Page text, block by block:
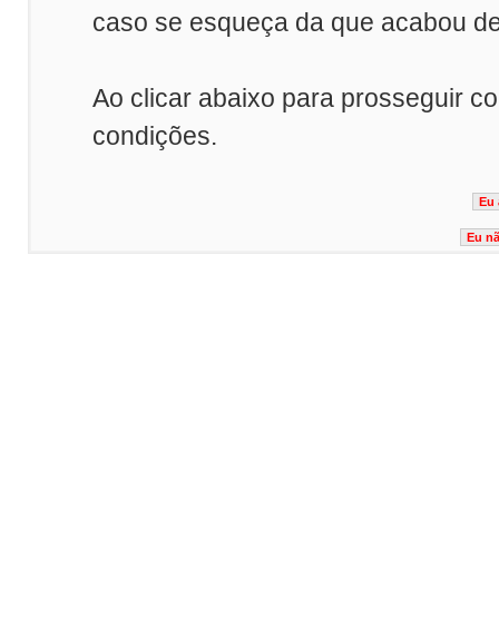
caso se esqueça da que acabou
Ao clicar abaixo para prosseguir
condições.